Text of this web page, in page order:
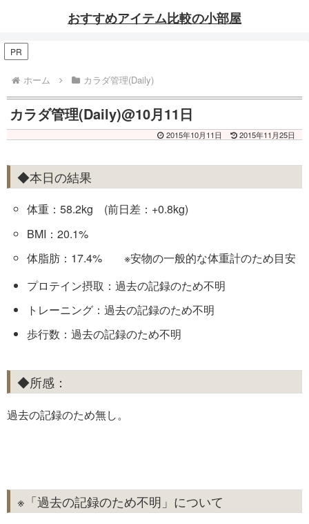
おすすめアイテム比較の小部屋
PR
ホーム カラダ管理(Daily)
カラダ管理(Daily)@10月11日
2015年10月11日 2015年11月25日
◆本日の結果
体重：58.2kg (前日差：+0.8kg)
BMI：20.1%
体脂肪：17.4% ※安物の一般的な体重計のため目安
プロテイン摂取：過去の記録のため不明
トレーニング：過去の記録のため不明
歩行数：過去の記録のため不明
◆所感：
過去の記録のため無し。
※「過去の記録のため不明」について